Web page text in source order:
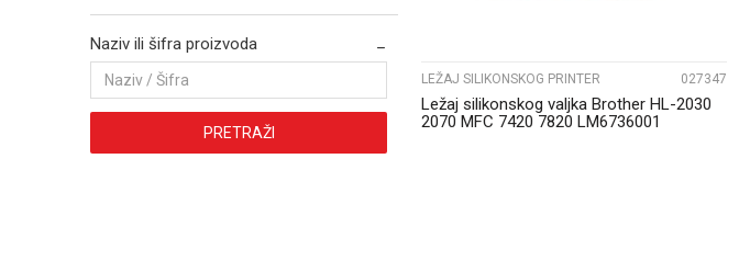
Naziv ili šifra proizvoda
PRETRAŽI
LEŽAJ SILIKONSKOG PRINTER 027347
Ležaj silikonskog valjka Brother HL-2030
2070 MFC 7420 7820 LM6736001